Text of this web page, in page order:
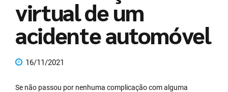
virtual de um
acidente automóvel
16/11/2021
Se não passou por nenhuma complicação com alguma